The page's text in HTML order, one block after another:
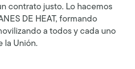
contrato justo. Lo hacemos
DE HEAT, formando
a todos y cada uno
la Unión.